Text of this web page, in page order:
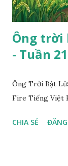
Ông trời
- Tuần 21
Ông Trời Bật
Fire Tiếng Việt
CHIA SẺ